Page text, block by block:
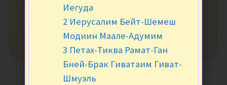
+ В КОРЗИНУ
Иегуда
2 Иерусалим Бейт-Шемеш
Модиин Маале-Адумим
3 Петах-Тиква Рамат-Ган
Бней-Брак Гиватаим Гиват-
Шмуэль